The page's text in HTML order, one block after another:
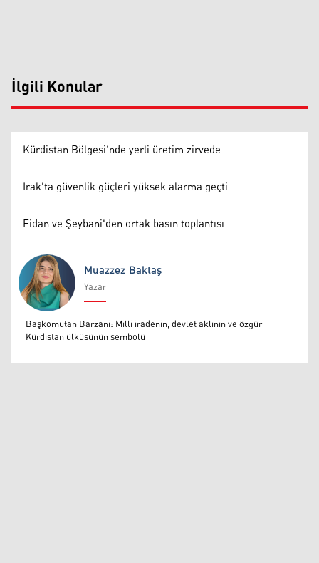
İlgili Konular
Kürdistan Bölgesi’nde yerli üretim zirvede
Irak'ta güvenlik güçleri yüksek alarma geçti
Fidan ve Şeybani'den ortak basın toplantısı
Muazzez Baktaş
Muazzez Baktaş
Yazar
Başkomutan Barzani: Milli iradenin, devlet aklının ve özgür
Kürdistan ülküsünün sembolü